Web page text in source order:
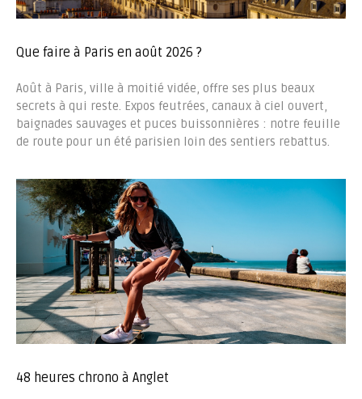
Que faire à Paris en août 2026 ?
Août à Paris, ville à moitié vidée, offre ses plus beaux
secrets à qui reste. Expos feutrées, canaux à ciel ouvert,
baignades sauvages et puces buissonnières : notre feuille
de route pour un été parisien loin des sentiers rebattus.
48 heures chrono à Anglet